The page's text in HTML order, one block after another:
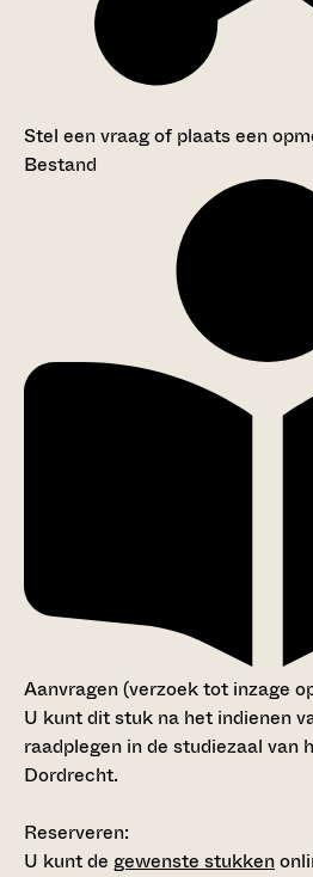
Stel een vraag of plaats een
Bestand
Aanvragen (verzoek tot inzage
U kunt dit stuk na het indienen
raadplegen in de studiezaal van
Dordrecht.
Reserveren:
U kunt de gewenste stukken